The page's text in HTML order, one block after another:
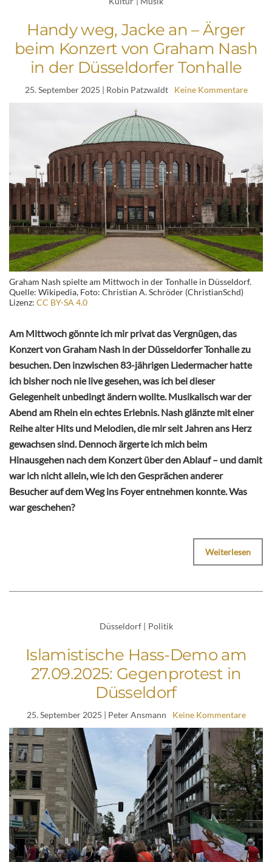
Handy weg, Jacke an – Ärger
beim Konzert von Graham Nash
in der Düsseldorfer Tonhalle
25. September 2025 | Robin Patzwaldt Keine Kommentare
Graham Nash spielte am Mittwoch in der Tonhalle in Düsseldorf.
Quelle: Wikipedia, Foto: Christian A. Schröder (ChristianSchd)
Lizenz: CC BY-SA 4.0
Am Mittwoch gönnte ich mir privat das Vergnügen, das
Konzert von Graham Nash in der Düsseldorfer Tonhalle zu
besuchen. Den inzwischen 83-jährigen Liedermacher hatte
ich bisher noch nie live gesehen, was ich bei dieser
Gelegenheit unbedingt ändern wollte. Musikalisch war der
Abend am Rhein ein echtes Erlebnis. Nash glänzte mit einer
Reihe alter Hits und Melodien, die mir seit Jahren ans Herz
gewachsen sind. Dennoch ärgerte ich mich beim
Hinausgehen nach dem Konzert über den Ablauf – und damit
war ich nicht allein, wie ich den Gesprächen anderer
Besucher auf dem Weg ins Foyer entnehmen konnte. Was
war geschehen?
Weiterlesen
Düsseldorf | Politik
Islamistische Hass-Demo am
27.09.2025: Gegenprotest in
Düsseldorf
25. September 2025 | Peter Ansmann Keine Kommentare